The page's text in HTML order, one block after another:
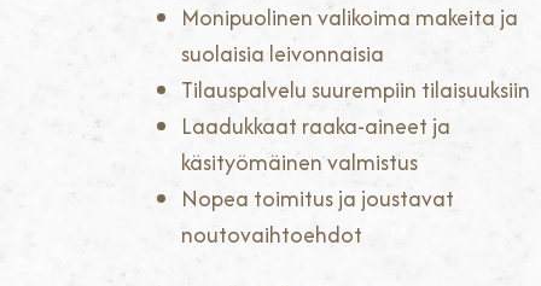
Monipuolinen valikoima makeita ja
suolaisia leivonnaisia
Tilauspalvelu suurempiin tilaisuuksiin
Laadukkaat raaka-aineet ja
käsityömäinen valmistus
Nopea toimitus ja joustavat
noutovaihtoehdot